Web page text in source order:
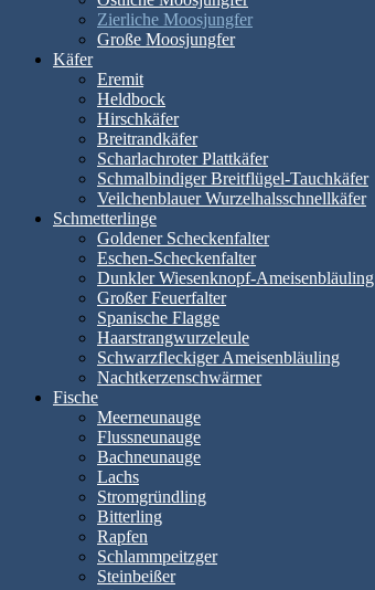
Zierliche Moosjungfer
Große Moosjungfer
Käfer
Eremit
Heldbock
Hirschkäfer
Breitrandkäfer
Scharlachroter Plattkäfer
Schmalbindiger Breitflügel-Tauchkäfer
Veilchenblauer Wurzelhalsschnellkäfer
Schmetterlinge
Goldener Scheckenfalter
Eschen-Scheckenfalter
Dunkler Wiesenknopf-Ameisenbläuling
Großer Feuerfalter
Spanische Flagge
Haarstrangwurzeleule
Schwarzfleckiger Ameisenbläuling
Nachtkerzenschwärmer
Fische
Meerneunauge
Flussneunauge
Bachneunauge
Lachs
Stromgründling
Bitterling
Rapfen
Schlammpeitzger
Steinbeißer